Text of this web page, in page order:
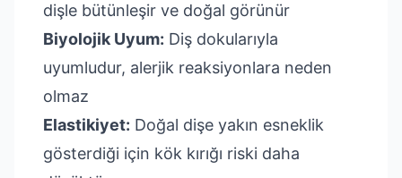
dişle bütünleşir ve doğal görünür
Biyolojik Uyum: Diş dokularıyla
uyumludur, alerjik reaksiyonlara neden
olmaz
Elastikiyet: Doğal dişe yakın esneklik
gösterdiği için kök kırığı riski daha